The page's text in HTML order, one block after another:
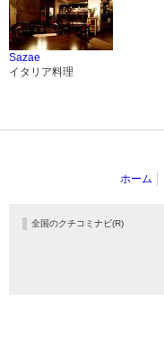
Sazae
イタリア料理
ホーム
全国のクチコミナビ(R)